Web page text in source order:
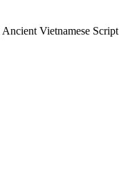
Vietnamese Script